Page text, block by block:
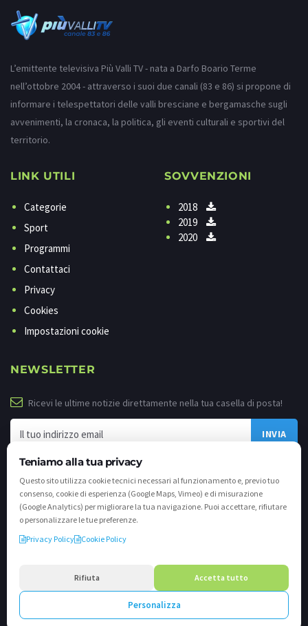
Teniamo alla tua privacy
Questo sito utilizza cookie tecnici necessari al funzionamento e, previo tuo
consenso, cookie di esperienza (Google Maps, Vimeo) e di misurazione
(Google Analytics) per migliorare la tua navigazione. Puoi accettare, rifiutare
o personalizzare le tue preferenze.
Privacy Policy
Cookie Policy
Personalizza
Rifiuta Accetta tutto
L’emittente televisiva Più Valli TV - nata a Darfo Boario Terme
nell’ottobre 2004 - attraverso i suoi due canali (83 e 86) si propone di
informare i telespettatori delle valli bresciane e bergamasche sugli
avvenimenti, la cronaca, la politica, gli eventi culturali e sportivi del
territorio.
LINK UTILI
Categorie
Sport
Programmi
Contattaci
Privacy
Cookies
Impostazioni cookie
SOVVENZIONI
2018
2019
2020
NEWSLETTER
Ricevi le ultime notizie direttamente nella tua casella di posta!
Darfo Boario Terme (Bs) P.IVA e C.F. 02539810982 - REA / CCIAA (Bs) n. 458309
cap. soc. €894.900,00 i.v.
Crea.one